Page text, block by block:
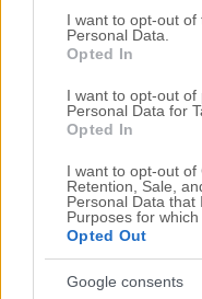
consent section.
I want to opt-out of
Personal Data.
Opted In
I want to opt-out of
Personal Data for
Opted In
I want to opt-out of
Retention, Sale,
Personal Data that
Purposes for which
Opted Out
Google consents
07/08/2026 | 19:54:45
ΠΟΔΟΣΦΑΙΡΟ
07/08/2026 | 19:35:51
Πειρατές του Ονείρου:
07/08/2026 | 19:13:10
«Η Ράγιο Βαγιεκάνο